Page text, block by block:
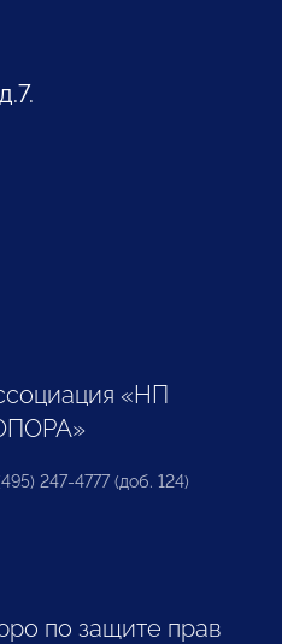
«НП
247-4777 (доб. 124)
по защите прав